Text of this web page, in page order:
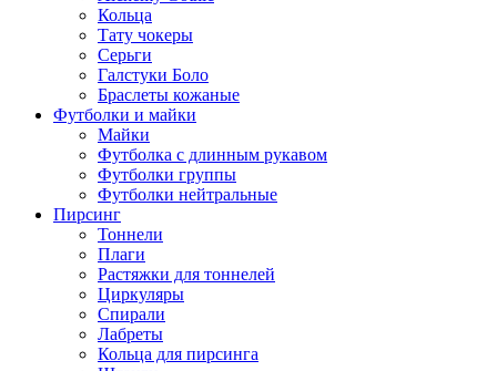
Кольца
Тату чокеры
Серьги
Галстуки Боло
Браслеты кожаные
Футболки и майки
Майки
Футболка с длинным рукавом
Футболки группы
Футболки нейтральные
Пирсинг
Тоннели
Плаги
Растяжки для тоннелей
Циркуляры
Спирали
Лабреты
Кольца для пирсинга